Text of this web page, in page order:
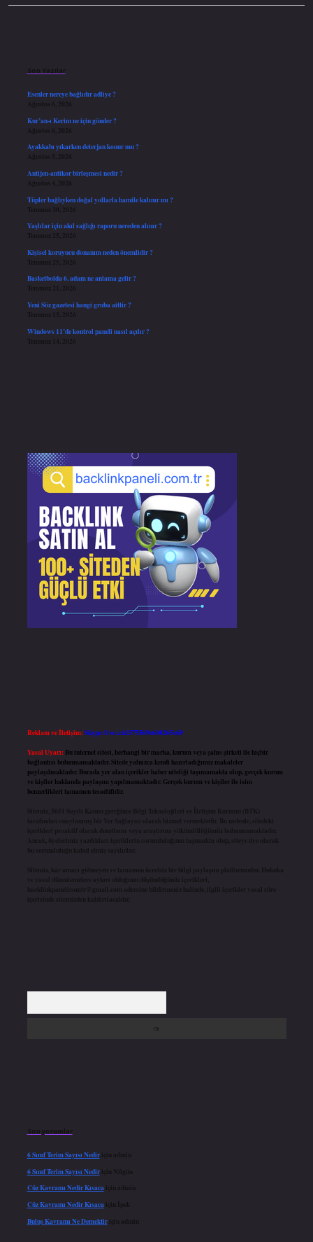
Son Yazılar
Esenler nereye bağlıdır adliye ?
Ağustos 6, 2026
Kur’an-ı Kerim ne için gönder ?
Ağustos 6, 2026
Ayakkabı yıkarken deterjan konur mu ?
Ağustos 5, 2026
Antijen-antikor birleşmesi nedir ?
Ağustos 4, 2026
Tüpler bağlıyken doğal yollarla hamile kalınır mı ?
Temmuz 30, 2026
Yaşlılar için akıl sağlığı raporu nereden alınır ?
Temmuz 25, 2026
Kişisel koruyucu donanım neden önemlidir ?
Temmuz 25, 2026
Basketbolda 6. adam ne anlama gelir ?
Temmuz 21, 2026
Yeni Söz gazetesi hangi gruba aittir ?
Temmuz 15, 2026
Windows 11’de kontrol paneli nasıl açılır ?
Temmuz 14, 2026
Reklam ve İletişim:Skype: live:.cid.575569c608265c69
Yasal Uyarı: Bu internet sitesi, herhangi bir marka, kurum veya şahıs şirketi ile hiçbir
bağlantısı bulunmamaktadır. Sitede yalnızca kendi hazırladığımız makaleler
paylaşılmaktadır. Burada yer alan içerikler haber niteliği taşımamakta olup, gerçek kurum
ve kişiler hakkında paylaşım yapılmamaktadır. Gerçek kurum ve kişiler ile isim
benzerlikleri tamamen tesadüfidir.
Sitemiz, 5651 Sayılı Kanun gereğince Bilgi Teknolojileri ve İletişim Kurumu (BTK)
tarafından onaylanmış bir Yer Sağlayıcı olarak hizmet vermektedir. Bu nedenle, sitedeki
içerikleri proaktif olarak denetleme veya araştırma yükümlülüğümüz bulunmamaktadır.
Ancak, üyelerimiz yazdıkları içeriklerin sorumluluğunu taşımakta olup, siteye üye olarak
bu sorumluluğu kabul etmiş sayılırlar.
Sitemiz, kar amacı gütmeyen ve tamamen ücretsiz bir bilgi paylaşım platformudur. Hukuka
ve yasal düzenlemelere aykırı olduğunu düşündüğünüz içerikleri,
backlinkpanelicomtr@gmail.com adresine bildirmeniz halinde, ilgili içerikler yasal süre
içerisinde sitemizden kaldırılacaktır.
Son yorumlar
6 Sınıf Terim Sayısı Nediriçin admin
6 Sınıf Terim Sayısı Nediriçin Nilgün
Cüz Kavramı Nedir Kısacaiçin admin
Cüz Kavramı Nedir Kısacaiçin
İpek
Buluş Kavramı Ne Demektiriçin admin